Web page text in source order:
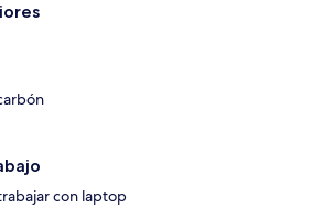
con laptop